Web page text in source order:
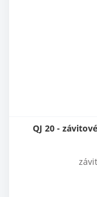
QJ 20 -